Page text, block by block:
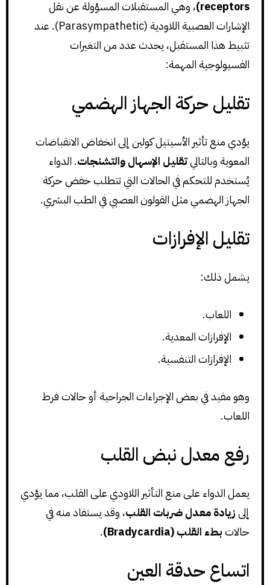
receptors) ، وهي المستقبلات المسؤولة عن نقل
الإشارات العصبية اللاودية (Parasympathetic). عند
تثبيط هذا المستقبل، يحدث عدد من التغيرات
الفسيولوجية المهمة:
تقليل حركة الجهاز الهضمي
يؤدي منع تأثير الأسيتيل كولين إلى انخفاض الانقباضات
المعوية وبالتاليتقليل الإسهال والتشنجات. الدواء
يُستخدم للتحكم في الحالات التي تتطلب خفض حركة
الجهاز الهضمي مثل القولون العصبي في الطب البشري.
تقليل الإفرازات
يشمل ذلك:
اللعاب.
الإفرازات المعدية.
الإفرازات التنفسية.
وهو مفيد في بعض الإجراءات الجراحية أو حالات فرط
اللعاب.
رفع معدل نبض القلب
يعمل الدواء على منع التأثير اللاودي على القلب، مما يؤدي
إلىزيادة معدل ضربات القلب، وقد يستفاد منه في
حالاتبطء القلب (Bradycardia) .
اتساع حدقة العين